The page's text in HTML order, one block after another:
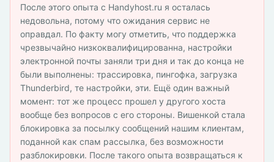
После этого опыта с Handyhost.ru я осталась
недовольна, потому что ожидания сервис не
оправдал. По факту могу отметить, что поддержка
чрезвычайно низкоквалифицированна, настройки
электронной почты заняли три дня и так до конца не
были выполнены: трассировка, пингофка, загрузка
Thunderbird, те настройки, эти. Ещё один важный
момент: тот же процесс прошел у другого хоста
вообще без вопросов с его стороны. Вишенкой стала
блокировка за посылку сообщений нашим клиентам,
поданной как спам рассылка, без возможности
разблокировки. После такого опыта возвращаться к